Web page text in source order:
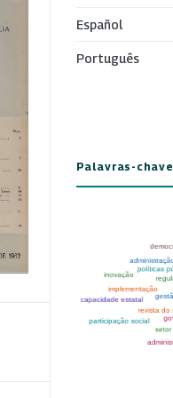
Español
Português
Palavras-chave